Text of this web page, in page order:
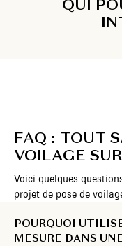
QUI
FAQ : TOUT
VOILAGE
Voici quelques
projet de pose de
POURQUOI
MESURE DANS